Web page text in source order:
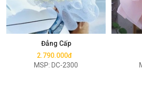
Đẳng Cấp
2.790.000đ
MSP: DC-2300
Mua ngay